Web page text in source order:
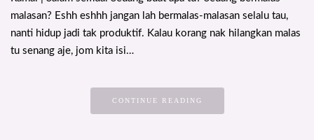
malasan? Eshh eshhh jangan lah bermalas-malasan selalu tau,
nanti hidup jadi tak produktif. Kalau korang nak hilangkan malas
tu senang aje, jom kita isi…
CONTINUE READING